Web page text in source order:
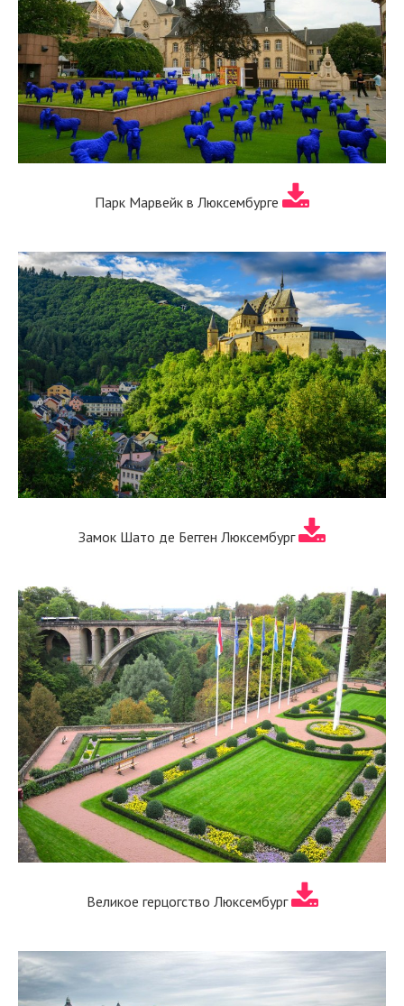
Парк Марвейк в Люксембурге
Замок Шато де Бегген Люксембург
Великое герцогство Люксембург